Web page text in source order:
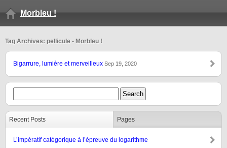
Morbleu !
Tag Archives: pellicule - Morbleu !
Bigarrure, lumière et merveilleux Sep 19, 2020
Recent Posts Pages
L’impératif catégorique à l’épreuve du logarithme